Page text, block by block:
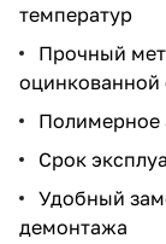
температур
Прочный
оцинкованной
Полимерное
Срок
Удобный
демонтажа